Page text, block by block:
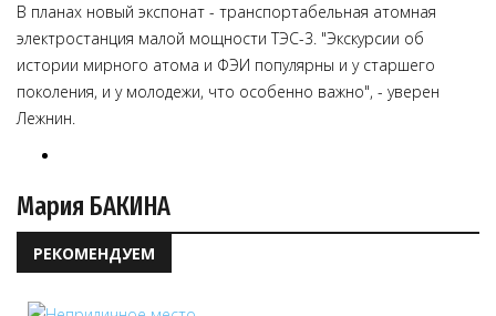
В планах новый экспонат - транспортабельная атомная
электростанция малой мощности ТЭС-3. "Экскурсии об
истории мирного атома и ФЭИ популярны и у старшего
поколения, и у молодежи, что особенно важно", - уверен
Лежнин.
Мария БАКИНА
РЕКОМЕНДУЕМ